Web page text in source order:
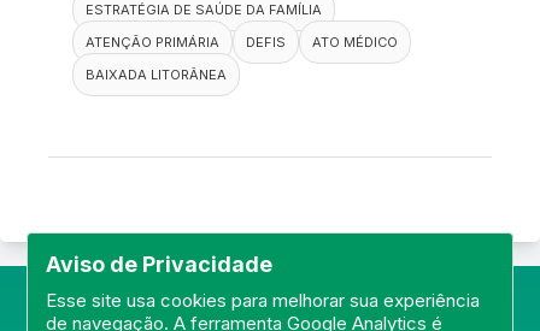
Aviso de Privacidade
Esse site usa cookies para melhorar sua experiência
de navegação. A ferramenta Google Analytics é
ESTRATÉGIA DE SAÚDE DA FAMÍLIA
ATENÇÃO PRIMÁRIA
DEFIS
ATO MÉDICO
BAIXADA LITORÂNEA